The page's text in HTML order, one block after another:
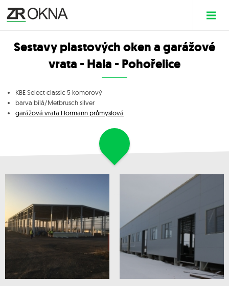
Sestavy plastových oken a garážové
vrata - Hala - Pohořelice
KBE Select classic 5 komorový
barva bílá/Metbrusch silver
garážová vrata Hörmann průmyslová